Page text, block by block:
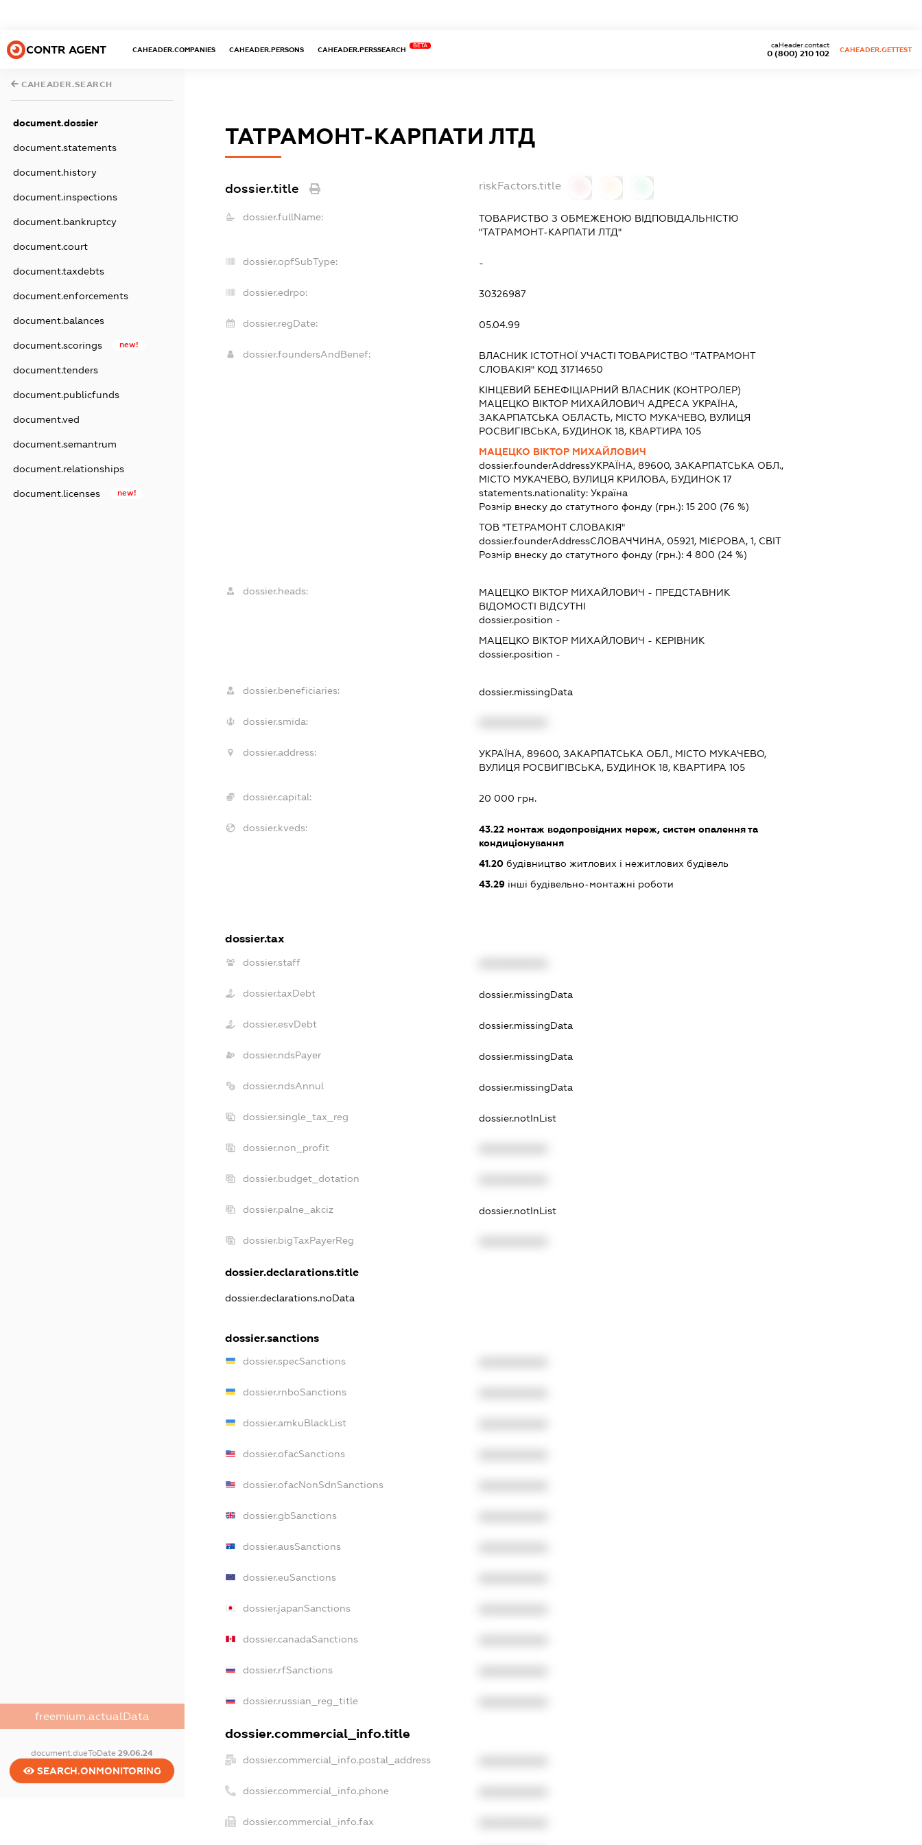
CONTR AGENT CAHEADER.COMPANIES CAHEADER.PERSONS CAHEADER.PERSSEARCH
BETA
0 (800) 210 102
caHeader.contact
CAHEADER.GETTEST
CAHEADER.SEARCH
document.dossier
document.statements
document.history
document.inspections
document.bankruptcy
document.court
document.taxdebts
document.enforcements
document.balances
document.scorings new!
document.tenders
document.publicfunds
document.ved
document.semantrum
document.relationships
document.licenses new!
freemium.actualData
document.dueToDate29.06.24
SEARCH.ONMONITORING
ТАТРАМОНТ-КАРПАТИ ЛТД
dossier.title riskFactors.title
dossier.fullName:
ТОВАРИСТВО З ОБМЕЖЕНОЮ ВІДПОВІДАЛЬНІСТЮ
"ТАТРАМОНТ-КАРПАТИ ЛТД"
dossier.opfSubType: -
dossier.edrpo: 30326987
dossier.regDate: 05.04.99
dossier.foundersAndBenef:
ВЛАСНИК ІСТОТНОЇ УЧАСТІ ТОВАРИСТВО "ТАТРАМОНТ
СЛОВАКІЯ" КОД 31714650
КІНЦЕВИЙ БЕНЕФІЦІАРНИЙ ВЛАСНИК (КОНТРОЛЕР)
МАЦЕЦКО ВІКТОР МИХАЙЛОВИЧ АДРЕСА УКРАЇНА,
ЗАКАРПАТСЬКА ОБЛАСТЬ, МІСТО МУКАЧЕВО, ВУЛИЦЯ
РОСВИГІВСЬКА, БУДИНОК 18, КВАРТИРА 105
МАЦЕЦКО ВІКТОР МИХАЙЛОВИЧ
dossier.founderAddressУКРАЇНА, 89600, ЗАКАРПАТСЬКА ОБЛ.,
МІСТО МУКАЧЕВО, ВУЛИЦЯ КРИЛОВА, БУДИНОК 17
statements.nationality:Україна
Розмір внеску до статутного фонду (грн.):15 200 (76 %)
ТОВ "ТЕТРАМОНТ СЛОВАКІЯ"
dossier.founderAddressСЛОВАЧЧИНА, 05921, МІЄРОВА, 1, СВІТ
Розмір внеску до статутного фонду (грн.):4 800 (24 %)
dossier.heads: МАЦЕЦКО ВІКТОР МИХАЙЛОВИЧ - ПРЕДСТАВНИК
ВІДОМОСТІ ВІДСУТНІ
dossier.position -
МАЦЕЦКО ВІКТОР МИХАЙЛОВИЧ - КЕРІВНИК
dossier.position -
dossier.beneficiaries: dossier.missingData
dossier.smida:
dossier.address:
УКРАЇНА, 89600, ЗАКАРПАТСЬКА ОБЛ., МІСТО МУКАЧЕВО,
ВУЛИЦЯ РОСВИГІВСЬКА, БУДИНОК 18, КВАРТИРА 105
dossier.capital: 20 000 грн.
dossier.kveds: 43.22 монтаж водопровідних мереж, систем опалення та
кондиціонування
41.20 будівництво житлових і нежитлових будівель
43.29 інші будівельно-монтажні роботи
dossier.tax
dossier.staff
dossier.taxDebt dossier.missingData
dossier.esvDebt dossier.missingData
dossier.ndsPayer dossier.missingData
dossier.ndsAnnul dossier.missingData
dossier.single_tax_reg dossier.notInList
dossier.non_profit
dossier.budget_dotation
dossier.palne_akciz dossier.notInList
dossier.bigTaxPayerReg
dossier.declarations.title
dossier.declarations.noData
dossier.sanctions
dossier.specSanctions
dossier.rnboSanctions
dossier.amkuBlackList
dossier.ofacSanctions
dossier.ofacNonSdnSanctions
dossier.gbSanctions
dossier.ausSanctions
dossier.euSanctions
dossier.japanSanctions
dossier.canadaSanctions
dossier.rfSanctions
dossier.russian_reg_title
dossier.commercial_info.title
dossier.commercial_info.postal_address
dossier.commercial_info.phone
dossier.commercial_info.fax